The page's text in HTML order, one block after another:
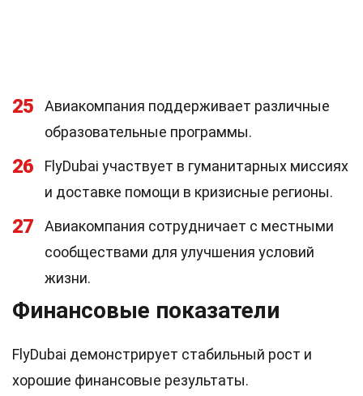
25
Авиакомпания поддерживает различные
образовательные программы.
26
FlyDubai участвует в гуманитарных миссиях
и доставке помощи в кризисные регионы.
27
Авиакомпания сотрудничает с местными
сообществами для улучшения условий
жизни.
Финансовые показатели
FlyDubai демонстрирует стабильный рост и
хорошие финансовые результаты.